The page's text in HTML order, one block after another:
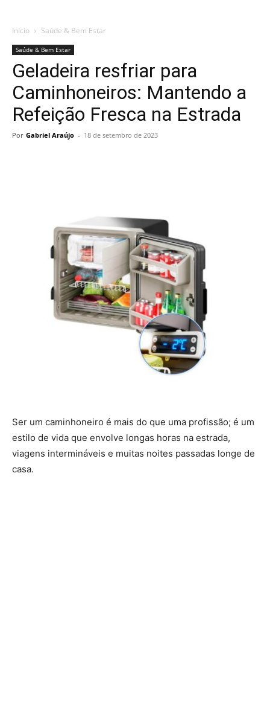
Início Saúde & Bem Estar
Saúde & Bem Estar
Geladeira resfriar para
Caminhoneiros: Mantendo a
Refeição Fresca na Estrada
Por Gabriel Araújo - 18 de setembro de 2023
Ser um caminhoneiro é mais do que uma profissão; é um
estilo de vida que envolve longas horas na estrada,
viagens intermináveis ​​e muitas noites passadas longe de
casa.